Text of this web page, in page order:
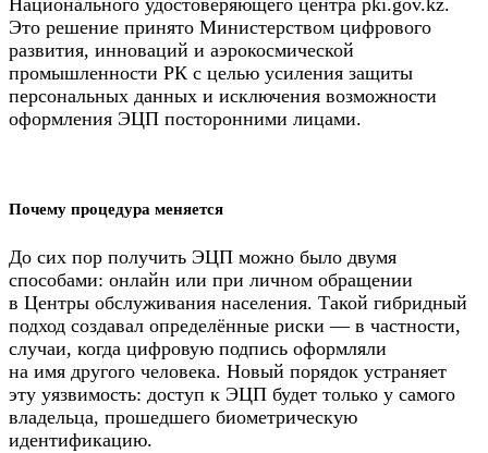
Национального удостоверяющего центра pki.gov.kz.
Это решение принято Министерством цифрового
развития, инноваций и аэрокосмической
промышленности РК с целью усиления защиты
персональных данных и исключения возможности
оформления ЭЦП посторонними лицами.
Почему процедура меняется
До сих пор получить ЭЦП можно было двумя
способами: онлайн или при личном обращении
в Центры обслуживания населения. Такой гибридный
подход создавал определённые риски — в частности,
случаи, когда цифровую подпись оформляли
на имя другого человека. Новый порядок устраняет
эту уязвимость: доступ к ЭЦП будет только у самого
владельца, прошедшего биометрическую
идентификацию.